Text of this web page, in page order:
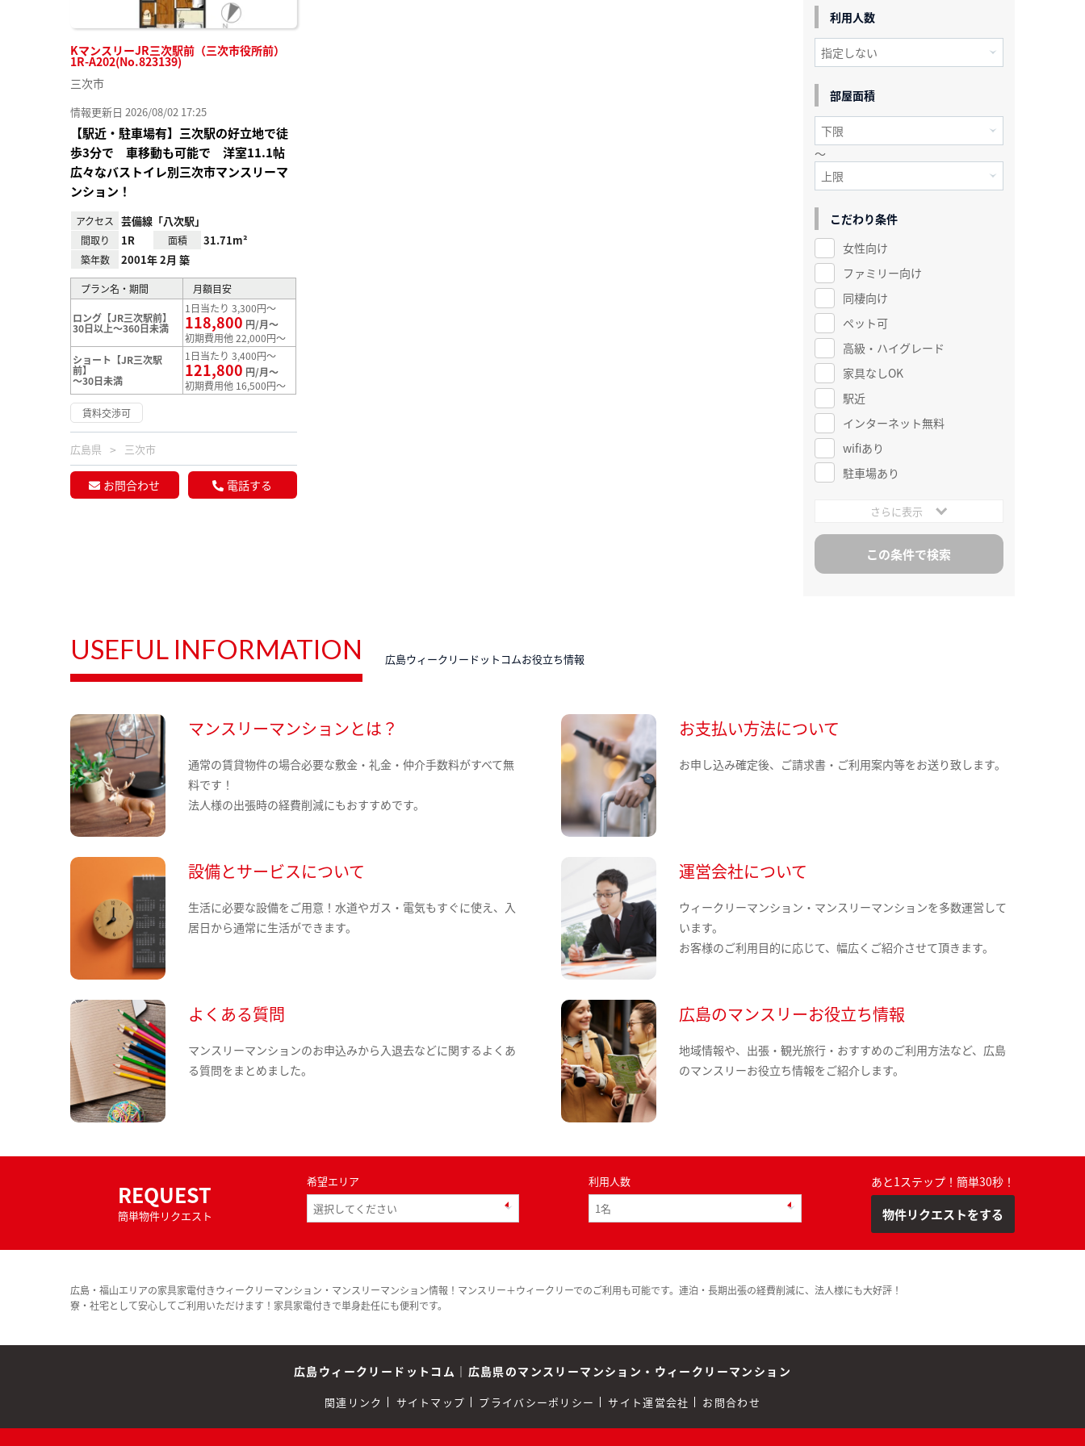
KマンスリーJR三次駅前（三次市役所前）
1R-A202(No.823139)
三次市
情報更新日 2026/08/02 17:25
【駅近・駐車場有】三次駅の好立地で徒
歩3分で 車移動も可能で 洋室11.1帖
広々なバストイレ別三次市マンスリーマ
ンション！
アクセス 芸備線「八次駅」
間取り 1R 面積 31.71m²
築年数 2001年 2月 築
プラン名・期間 月額目安
ロング【JR三次駅前】
30日以上～360日未満
1日当たり 3,300円～
118,800 円/月～
初期費用他 22,000円～
ショート【JR三次駅
前】
～30日未満
1日当たり 3,400円～
121,800 円/月～
初期費用他 16,500円～
賃料交渉可
広島県 三次市
お問合わせ 電話する
利用人数
部屋面積
～
こだわり条件
女性向け
ファミリー向け
同棲向け
ペット可
高級・ハイグレード
家具なしOK
駅近
インターネット無料
wifiあり
駐車場あり
さらに表示
USEFUL INFORMATION 広島ウィークリードットコムお役立ち情報
マンスリーマンションとは？
通常の賃貸物件の場合必要な敷金・礼金・仲介手数料がすべて無
料です！
法人様の出張時の経費削減にもおすすめです。
お支払い方法について
お申し込み確定後、ご請求書・ご利用案内等をお送り致します。
設備とサービスについて
生活に必要な設備をご用意！水道やガス・電気もすぐに使え、入
居日から通常に生活ができます。
運営会社について
ウィークリーマンション・マンスリーマンションを多数運営して
います。
お客様のご利用目的に応じて、幅広くご紹介させて頂きます。
よくある質問
マンスリーマンションのお申込みから入退去などに関するよくあ
る質問をまとめました。
広島のマンスリーお役立ち情報
地域情報や、出張・観光旅行・おすすめのご利用方法など、広島
のマンスリーお役立ち情報をご紹介します。
REQUEST
簡単物件リクエスト
希望エリア 利用人数 あと1ステップ！簡単30秒！
物件リクエストをする
広島・福山エリアの家具家電付きウィークリーマンション・マンスリーマンション情報！マンスリー＋ウィークリーでのご利用も可能です。連泊・長期出張の経費削減に、法人様にも大好評！
寮・社宅として安心してご利用いただけます！家具家電付きで単身赴任にも便利です。
広島ウィークリードットコム ｜ 広島県のマンスリーマンション・ウィークリーマンション
関連リンク サイトマップ プライバシーポリシー サイト運営会社 お問合わせ